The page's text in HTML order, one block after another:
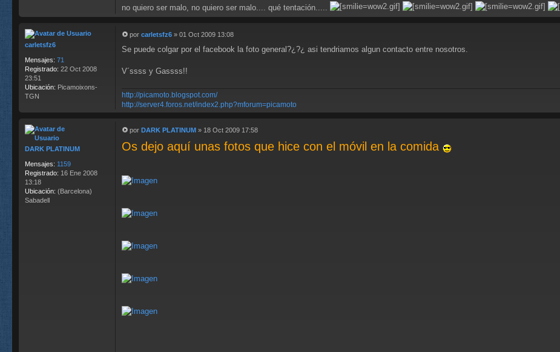
no quiero ser malo, no quiero ser malo.... qué tentación.....
carletsfz6
Mensajes: 71
Registrado: 22 Oct 2008
23:51
Ubicación: Picamoixons-
TGN
e
s
e
por carletsfz6 » 01 Oct 2009 13:08
Se puede colgar por el facebook la foto general?¿?¿ asi tendriamos algun contacto entre nosotros.
V´ssss y Gassss!!
http://picamoto.blogspot.com/
http://server4.foros.net/index2.php?mforum=picamoto
DARK PLATINUM
Mensajes: 1159
Registrado: 16 Ene 2008
13:18
Ubicación: (Barcelona)
Sabadell
e
j
por DARK PLATINUM » 18 Oct 2009 17:58
Os dejo aquí unas fotos que hice con el móvil en la comida